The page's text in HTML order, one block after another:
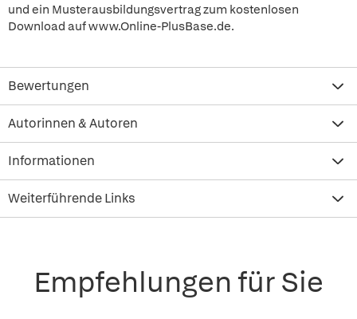
und ein Musterausbildungsvertrag zum kostenlosen
Download auf www.Online-PlusBase.de.
Bewertungen
Autorinnen & Autoren
Informationen
Weiterführende Links
Empfehlungen für Sie